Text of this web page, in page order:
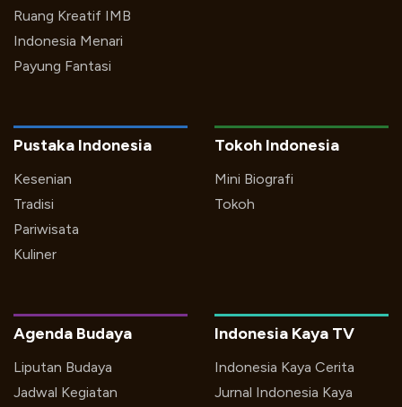
Ruang Kreatif IMB
Indonesia Menari
Payung Fantasi
Pustaka Indonesia
Kesenian
Tradisi
Pariwisata
Kuliner
Tokoh Indonesia
Mini Biografi
Tokoh
Indonesia Kaya TV
Indonesia Kaya Cerita
Jurnal Indonesia Kaya
Agenda Budaya
Liputan Budaya
Jadwal Kegiatan